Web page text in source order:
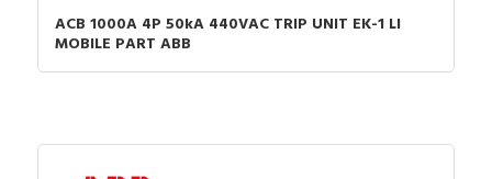
ACB 1000A 4P 50kA 440VAC TRIP UNIT EK-1 LI
MOBILE PART ABB